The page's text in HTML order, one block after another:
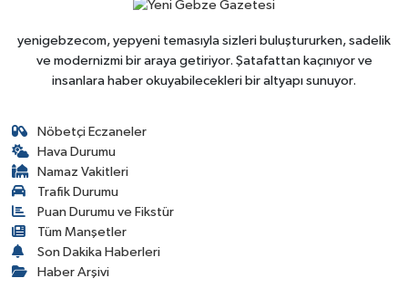
yenigebzecom, yepyeni temasıyla sizleri buluştururken, sadelik
ve modernizmi bir araya getiriyor. Şatafattan kaçınıyor ve
insanlara haber okuyabilecekleri bir altyapı sunuyor.
Nöbetçi Eczaneler
Hava Durumu
Namaz Vakitleri
Trafik Durumu
Puan Durumu ve Fikstür
Tüm Manşetler
Son Dakika Haberleri
Haber Arşivi